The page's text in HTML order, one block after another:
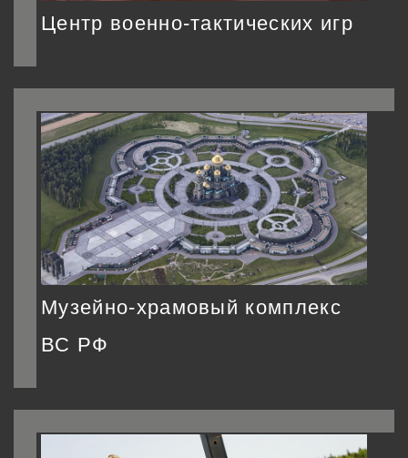
Центр военно-тактических игр
Музейно-храмовый комплекс
ВС РФ